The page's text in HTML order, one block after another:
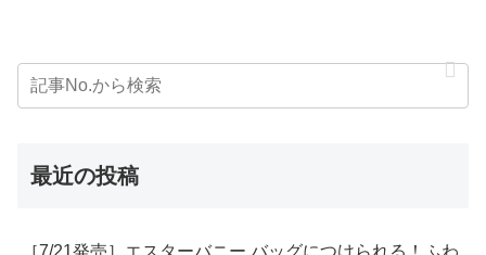
最近の投稿
［7/21発売］エスターバニー バッグにつけられる！ふわ